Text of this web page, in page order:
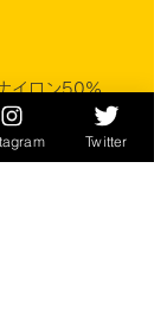
イロン50%
Twitter